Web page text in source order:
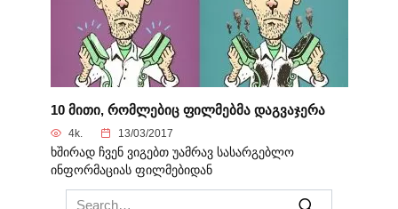
10 მითი, რომლებიც ფილმებმა დაგვაჯერა
4k. 13/03/2017
ხშირად ჩვენ ვიგებთ უამრავ სასარგებლო
ინფორმაციას ფილმებიდან
Search